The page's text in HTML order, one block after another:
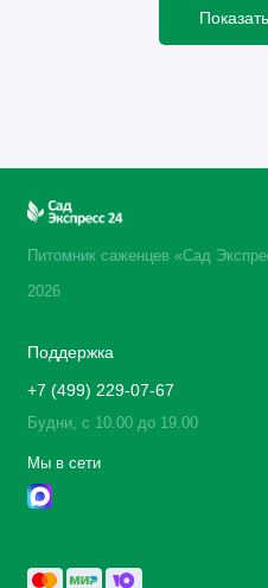
Питомник саженцев «Сад
2026
Поддержка
+7 (499) 229-07-67
Будни, с 10.00 до 19.00
Мы в сети